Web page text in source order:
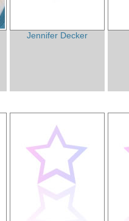
Jennifer Decker